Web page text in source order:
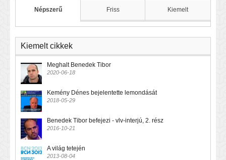
Népszerű Friss Kiemelt
Kiemelt cikkek
Meghalt Benedek Tibor
2020-06-18
Kemény Dénes bejelentette lemondását
2018-05-29
Benedek Tibor befejezi - vlv-interjú, 2. rész
2016-10-21
A világ tetején
2013-08-04